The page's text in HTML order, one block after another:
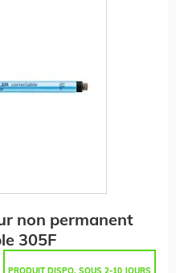
non permanent
305F
PRODUIT DISPO. SOUS 2-10 JOURS